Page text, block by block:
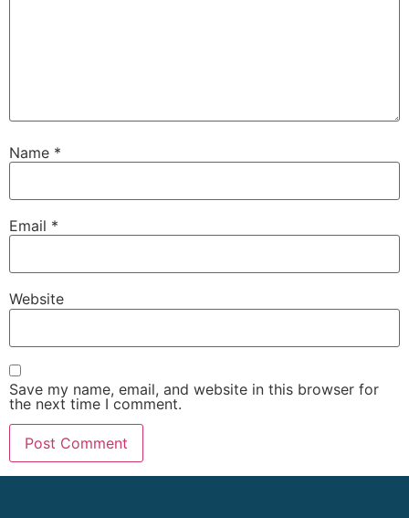
Name *
Email *
Website
Save my name, email, and website in this browser for
the next time I comment.